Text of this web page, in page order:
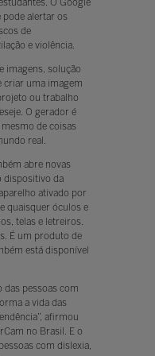
pode alertar os
de
e violência.
imagens, solução
criar uma imagem
ou trabalho
O gerador é
de coisas
real.
abre novas
dispositivo da
ativado por
quaisquer óculos e
telas e letreiros.
É um produto de
está disponível
das pessoas com
a vida das
afirmou
no Brasil. E o
com dislexia,